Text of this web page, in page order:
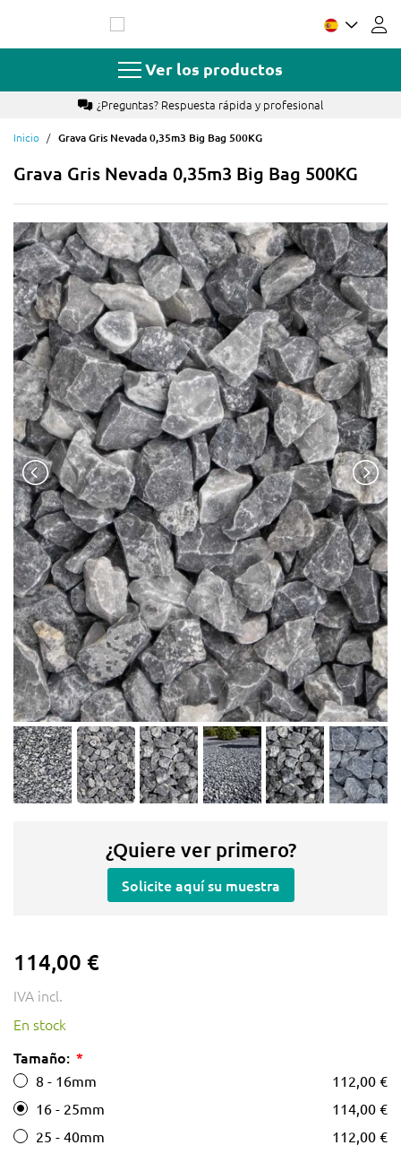
contenido
Ver los productos
¿Preguntas? Respuesta rápida y profesional
Inicio Grava Gris Nevada 0,35m3 Big Bag 500KG
Grava Gris Nevada 0,35m3 Big Bag 500KG
¿Quiere ver primero?
Solicite aquí su muestra
114,00 €
IVA incl.
En stock
Tamaño:
8 - 16mm
112,00 €
16 - 25mm
114,00 €
25 - 40mm
112,00 €